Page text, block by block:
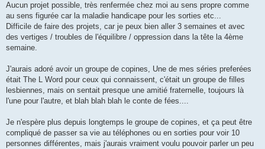
Aucun projet possible, très renfermée chez moi au sens propre comme
au sens figurée car la maladie handicape pour les sorties etc...
Difficile de faire des projets, car je peux bien aller 3 semaines et avec
des vertiges / troubles de l'équilibre / oppression dans la tête la 4ème
semaine.
J'aurais adoré avoir un groupe de copines, Une de mes séries preferées
était The L Word pour ceux qui connaissent, c'était un groupe de filles
lesbiennes, mais on sentait presque une amitié fraternelle, toujours là
l'une pour l'autre, et blah blah blah le conte de fées....
Je n'espère plus depuis longtemps le groupe de copines, et ça peut être
compliqué de passer sa vie au téléphones ou en sorties pour voir 10
personnes différentes, mais j'aurais vraiment voulu pouvoir parler un peu